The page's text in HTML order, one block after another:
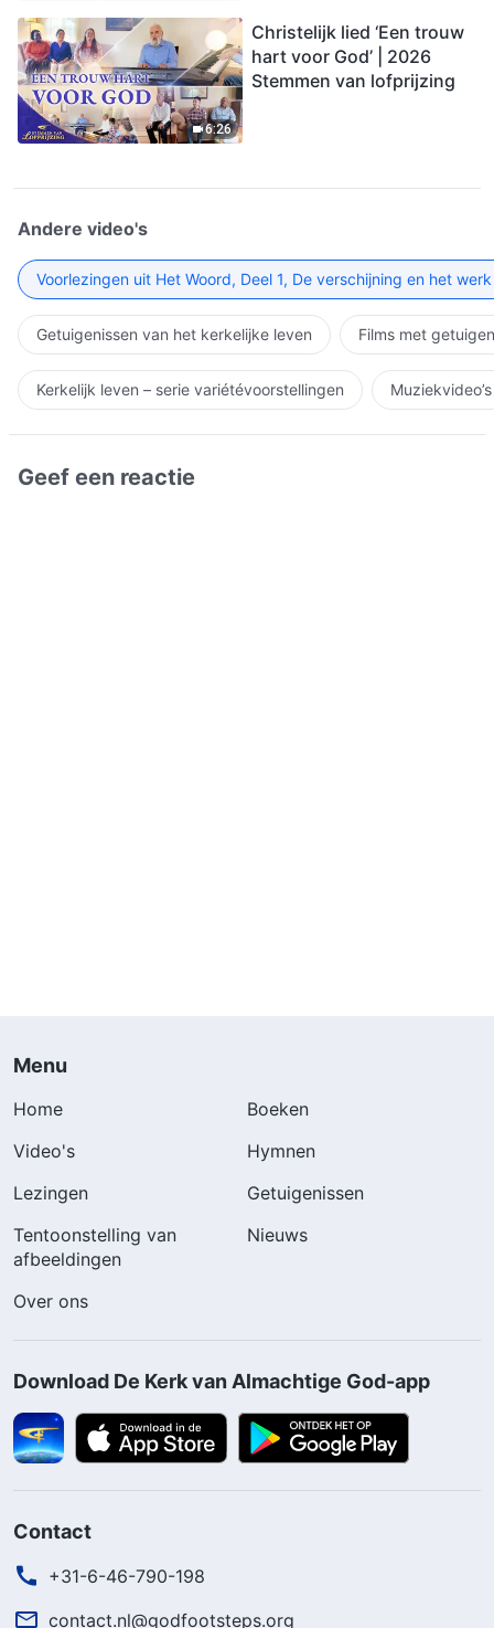
6:26
Christelijk lied ‘Een trouw
hart voor God’ | 2026
Stemmen van lofprijzing
Andere video's
Voorlezingen uit Het Woord, Deel 1, De verschijning en het
Getuigenissen van het kerkelijke leven Films met
Kerkelijk leven – serie variétévoorstellingen Muziekvideo’s
Geef een reactie
Menu
Home
Boeken
Video's
Hymnen
Lezingen
Getuigenissen
Tentoonstelling van
afbeeldingen
Nieuws
Over ons
Download De Kerk van Almachtige God-app
Contact
+31-6-46-790-198
contact.nl@godfootsteps.org